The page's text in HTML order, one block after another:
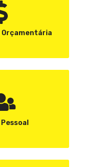
Orçamentária